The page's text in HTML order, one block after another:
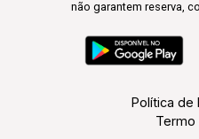
não garantem reserva,
Política de
Termo